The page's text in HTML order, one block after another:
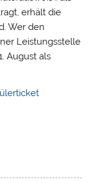
erhält die
Wer den
Leistungsstelle
August als